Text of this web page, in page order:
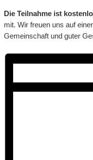
Die Teilnahme ist
mit. Wir freuen uns auf
Gemeinschaft und guter